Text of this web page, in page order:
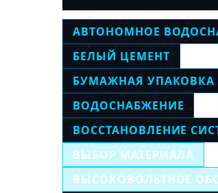
АВТОНОМНОЕ
БЕЛЫЙ ЦЕМЕНТ
БУМАЖНАЯ УПАКОВКА
ВОДОСНАБЖЕНИЕ
ВОССТАНОВЛЕНИЕ
ВЫБОР МАТЕРИАЛА
ВЫСОКОВОЛЬТНОЕ